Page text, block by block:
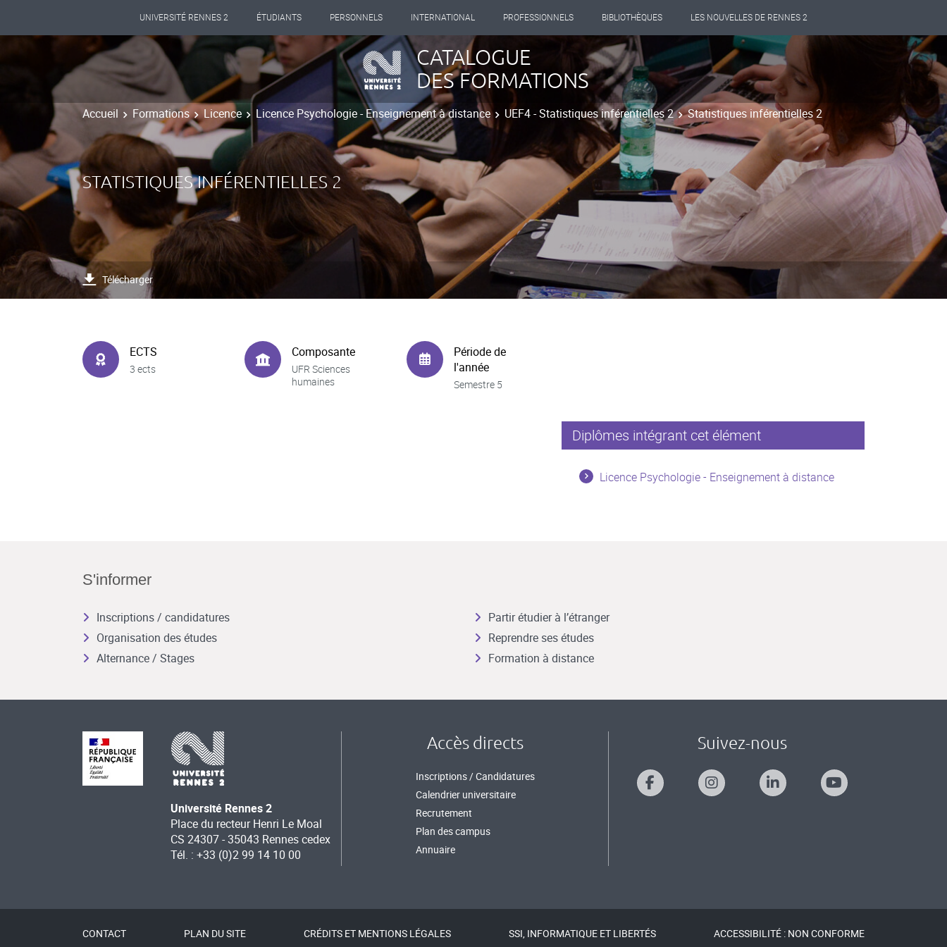
UNIVERSITÉ RENNES 2 ÉTUDIANTS PERSONNELS INTERNATIONAL PROFESSIONNELS BIBLIOTHÈQUES LES NOUVELLES DE RENNES 2
CATALOGUE
DES FORMATIONS
Accueil Formations Licence Licence Psychologie - Enseignement à distance UEF4 - Statistiques inférentielles 2 Statistiques inférentielles 2
STATISTIQUES INFÉRENTIELLES 2
Télécharger
ECTS
3 ects
Composante
UFR Sciences
humaines
Période de
l'année
Semestre 5
Diplômes intégrant cet élément
Licence Psychologie - Enseignement à distance
S'informer
Inscriptions / candidatures
Organisation des études
Alternance / Stages
Partir étudier à l’étranger
Reprendre ses études
Formation à distance
Université Rennes 2
Place du recteur Henri Le Moal
CS 24307 - 35043 Rennes cedex
Tél. : +33 (0)2 99 14 10 00
Accès directs
Inscriptions / Candidatures
Calendrier universitaire
Recrutement
Plan des campus
Annuaire
Suivez-nous
CONTACT PLAN DU SITE CRÉDITS ET MENTIONS LÉGALES SSI, INFORMATIQUE ET LIBERTÉS ACCESSIBILITÉ : NON CONFORME